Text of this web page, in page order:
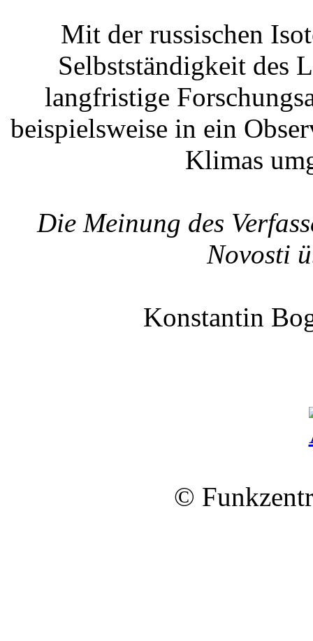
Mit der russischen
Selbstständigkeit des
langfristige
beispielsweise in ein
Klimas
Die Meinung des
Novosti
Konstantin
©